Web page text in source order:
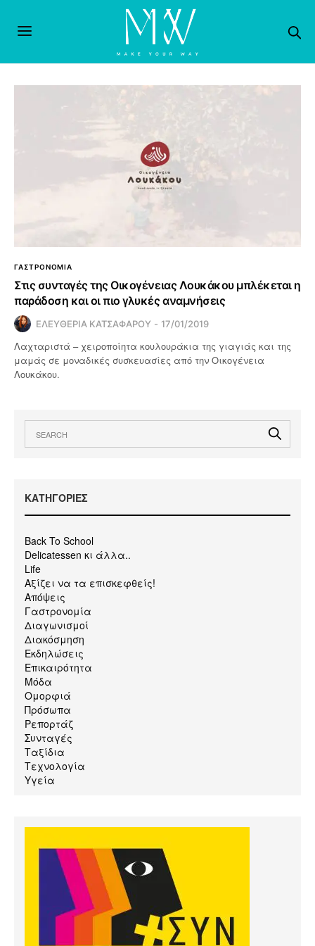
ΓΑΣΤΡΟΝΟΜΙΑ
Στις συνταγές της Οικογένειας Λουκάκου μπλέκεται η
παράδοση και οι πιο γλυκές αναμνήσεις
ΕΛΕΥΘΕΡΙΑ ΚΑΤΣΑΦΑΡΟΥ 17/01/2019
Λαχταριστά – χειροποίητα κουλουράκια της γιαγιάς και της
μαμάς σε μοναδικές συσκευασίες από την Οικογένεια
Λουκάκου.
KΑΤΗΓΟΡΙΕΣ
Back To School
Delicatessen κι άλλα..
Life
Αξίζει να τα επισκεφθείς!
Απόψεις
Γαστρονομία
Διαγωνισμοί
Διακόσμηση
Εκδηλώσεις
Επικαιρότητα
Μόδα
Ομορφιά
Πρόσωπα
Ρεπορτάζ
Συνταγές
Ταξίδια
Τεχνολογία
Υγεία